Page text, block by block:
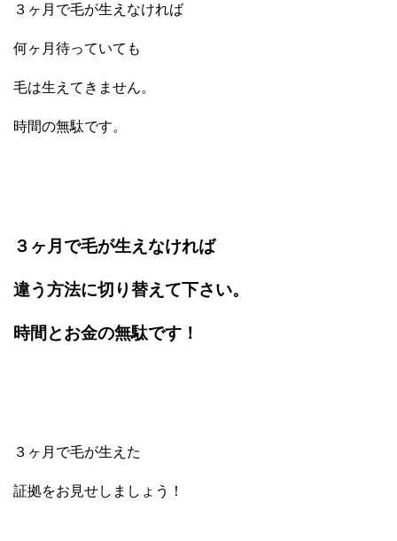
３ヶ月で毛が生えなければ
何ヶ月待っていても
毛は生えてきません。
時間の無駄です。
３ヶ月で毛が生えなければ
違う方法に切り替えて下さい。
時間とお金の無駄です！
３ヶ月で毛が生えた
証拠をお見せしましょう！